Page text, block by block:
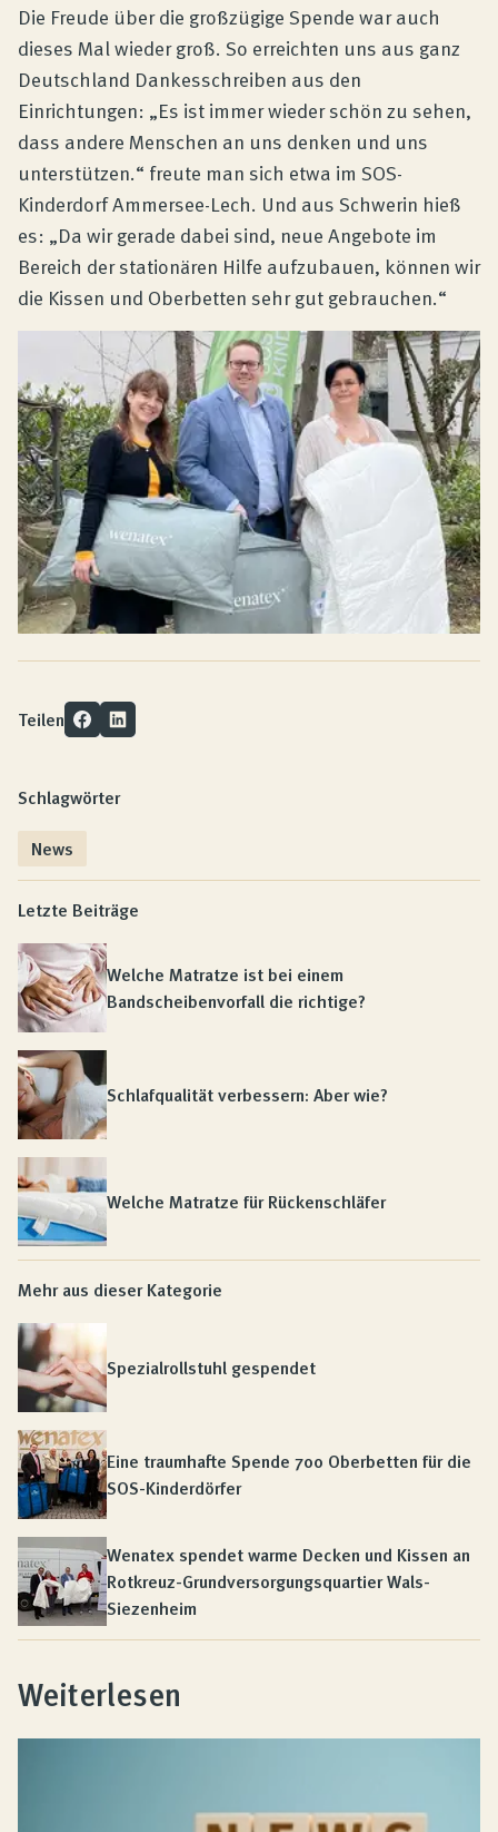
Die Freude über die großzügige Spende war auch
dieses Mal wieder groß. So erreichten uns aus ganz
Deutschland Dankesschreiben aus den
Einrichtungen: „Es ist immer wieder schön zu sehen,
dass andere Menschen an uns denken und uns
unterstützen.“ freute man sich etwa im SOS-
Kinderdorf Ammersee-Lech. Und aus Schwerin hieß
es: „Da wir gerade dabei sind, neue Angebote im
Bereich der stationären Hilfe aufzubauen, können wir
die Kissen und Oberbetten sehr gut gebrauchen.“
Teilen
Schlagwörter
News
Letzte Beiträge
Welche Matratze ist bei einem
Bandscheibenvorfall die richtige?
Schlafqualität verbessern: Aber wie?
Welche Matratze für Rückenschläfer
Mehr aus dieser Kategorie
Spezialrollstuhl gespendet
Eine traumhafte Spende 700 Oberbetten für die
SOS-Kinderdörfer
Wenatex spendet warme Decken und Kissen an
Rotkreuz-Grundversorgungsquartier Wals-
Siezenheim
Weiterlesen